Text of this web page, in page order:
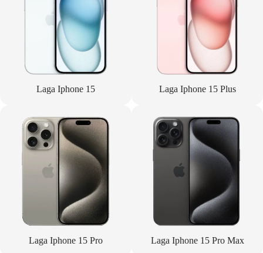
Laga Iphone 15 Laga Iphone 15 Plus
Laga Iphone 15 Pro Laga Iphone 15 Pro Max